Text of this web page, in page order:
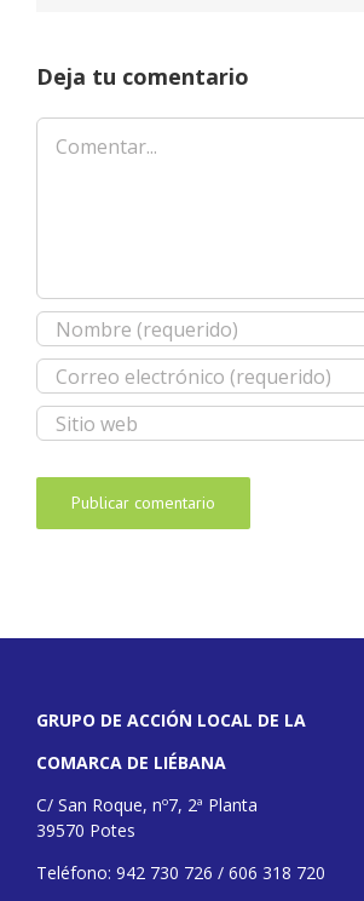
Deja tu comentario
Comentar
GRUPO DE ACCIÓN LOCAL DE LA
COMARCA DE LIÉBANA
C/ San Roque, nº7, 2ª Planta
39570 Potes
Teléfono: 942 730 726 / 606 318 720